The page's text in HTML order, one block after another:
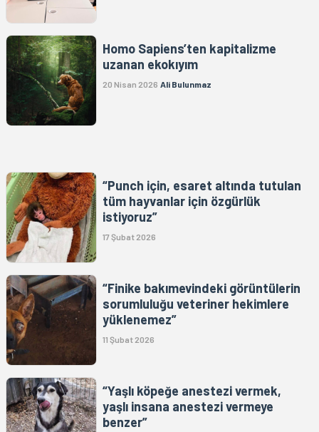
Homo Sapiens’ten kapitalizme
uzanan ekokıyım
20 Nisan 2026 Ali Bulunmaz
“Punch için, esaret altında tutulan
tüm hayvanlar için özgürlük
istiyoruz”
17 Şubat 2026
“Finike bakımevindeki görüntülerin
sorumluluğu veteriner hekimlere
yüklenemez”
11 Şubat 2026
“Yaşlı köpeğe anestezi vermek,
yaşlı insana anestezi vermeye
benzer”